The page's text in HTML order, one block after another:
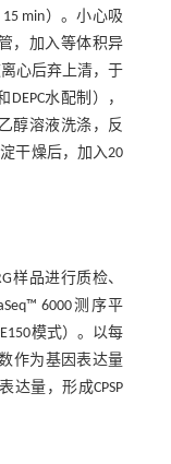
min）。小心吸
，加入等体积异
心后弃上清，于
水配制），
醇溶液洗涤，反
干燥后，加入20
样品进行质检、
6000测序平
模式）。以每
作为基因表达量
达量，形成CPSP